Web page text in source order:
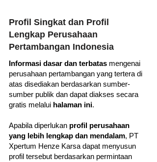
Profil Singkat dan Profil
Lengkap Perusahaan
Pertambangan Indonesia
Informasi dasar dan terbatas mengenai
perusahaan pertambangan yang tertera di
atas disediakan berdasarkan sumber-
sumber publik dan dapat diakses secara
gratis melalui halaman ini.
Apabila diperlukan profil perusahaan
yang lebih lengkap dan mendalam, PT
Xpertum Henze Karsa dapat menyusun
profil tersebut berdasarkan permintaan